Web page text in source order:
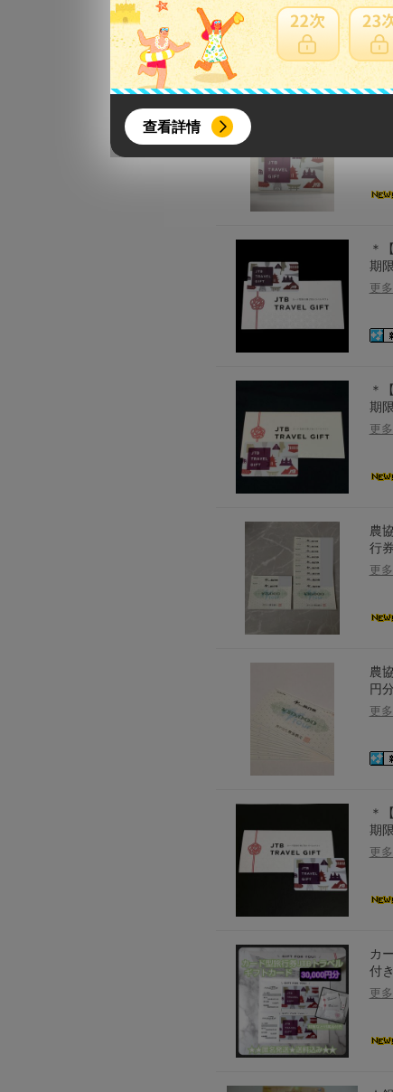
活動期間：
2026年8月1日上午00:00開
每人單一帳號每日只可簽到1
本月每完成簽到7次，系統會
會員需完成手機認證才可參
Letao Dollar使用規則：
Letao Dollar使用期限至發放
Letao Dollar可於「
Letao Dollar不可用於購買
使用Letao Dollar之委託單
Dollar使用期限不會延長。
Letao 保有所有變更、修改
查看詳情
＊
期
更
＊
期
更
農
行
更
農
円
更
＊
期
更
カ
付
更